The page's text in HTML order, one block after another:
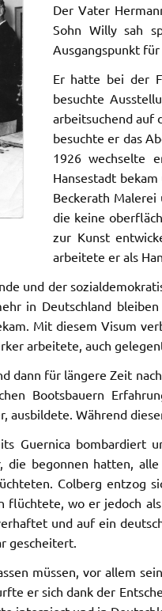
Der Vater
Sohn Willy sah
Ausgangspunkt
Er hatte bei der
besuchte
arbeitsuchend auf
besuchte er das
1926 wechselte
Hansestadt
Beckerath
die keine
zur Kunst
arbeitete er als
und der
in Deutschland
Mit diesem Visum
arbeitete, auch
dann für längere Zeit
Bootsbauern
ausbildete. Während
Guernica bombardiert
die begonnen hatten,
Colberg entzog
flüchtete, wo er jedoch
und auf ein
gescheitert.
müssen, vor allem
er sich dank der